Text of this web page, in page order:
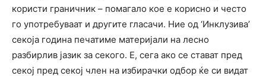
користи граничник – помагало кое е корисно и често
го употребуваат и другите гласачи. Ние од ‘Инклузива’
секоја година печатиме материјали на лесно
разбирлив јазик за секого. Е, сега ако се стават пред
секој пред секој член на избирачки одбор ќе си видат